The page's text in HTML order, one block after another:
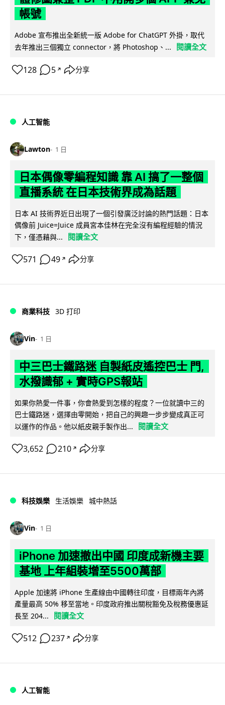
帳號
Adobe 宣布推出全新統一版 Adobe for ChatGPT 外掛，取代
去年推出三個獨立 connector，將 Photoshop、...
閱讀全文
128 5 ↗ 分享
人工智能
Lawton 1 日
日本偶像零編程知識 靠 AI 搞了一整個
直播系統 在日本技術界成為話題
日本 AI 技術界近日出現了一個引發廣泛討論的熱門話題：日本
偶像前 Juice=Juice 成員宮本佳林在完全沒有編程經驗的情況
下，僅憑藉與...
閱讀全文
571 49 ↗ 分享
商業科技 3D 打印
Vin 1 日
中三巴士鐵路迷 自製紙皮遙控巴士 門,
水撥識郁 + 實時GPS報站
如果你熱愛一件事，你會熱愛到怎樣的程度？一位就讀中三的
巴士鐵路迷，選擇由零開始，把自己的興趣一步步變成真正可
以運作的作品。他以紙皮親手製作出...
閱讀全文
3,652 210 ↗ 分享
科技娛樂 生活娛樂 城中熱話
Vin 1 日
iPhone 加速撤出中國 印度成新機主要
基地 上年組裝增至5500萬部
Apple 加速將 iPhone 生產線由中國轉往印度，目標兩年內將
產量最高 50% 移至當地。印度政府推出關稅豁免及稅務優惠延
長至 204...
閱讀全文
512 237 ↗ 分享
人工智能